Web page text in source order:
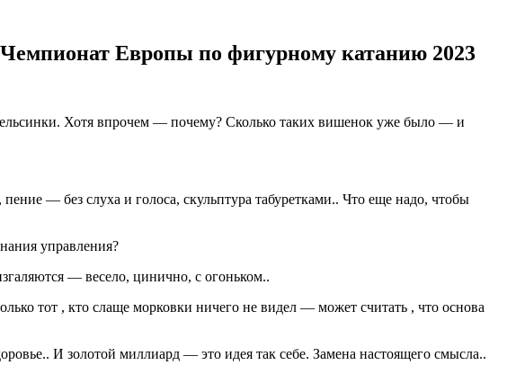
Европы по фигурному катанию 2023
Хотя впрочем — почему? Сколько таких вишенок уже было — и
— без слуха и голоса, скульптура табуретками.. Что еще надо, чтобы
управления?
— весело, цинично, с огоньком..
тот , кто слаще морковки ничего не видел — может считать , что основа
И золотой миллиард — это идея так себе. Замена настоящего смысла..